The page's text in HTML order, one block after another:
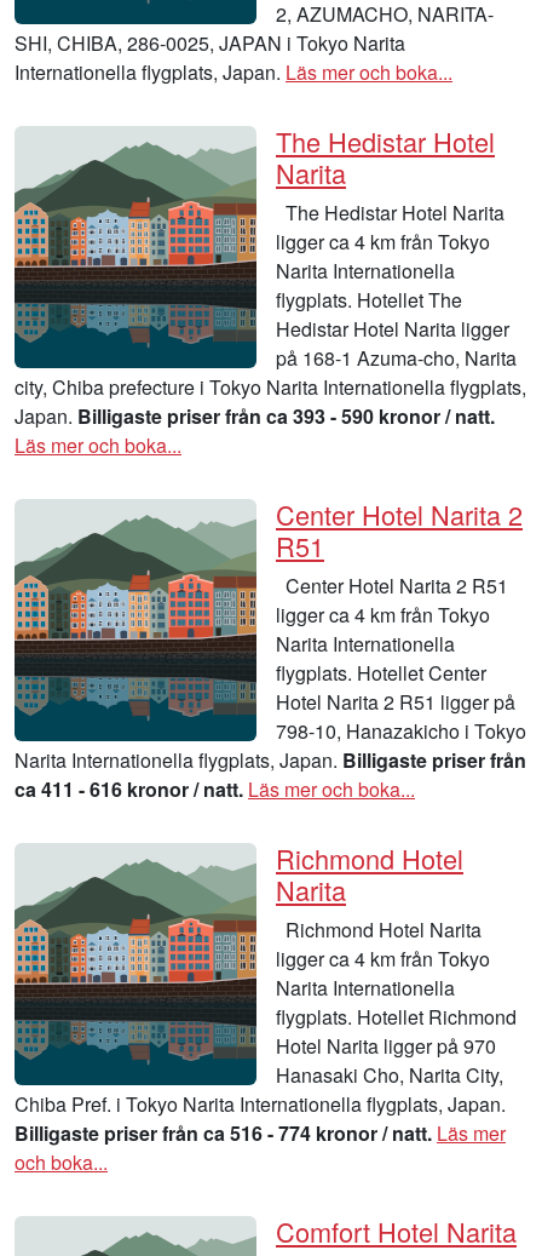
2, AZUMACHO, NARITA-
SHI, CHIBA, 286-0025, JAPAN i Tokyo Narita
Internationella flygplats, Japan. Läs mer och boka...
The Hedistar Hotel
Narita
The Hedistar Hotel Narita
ligger ca 4 km från Tokyo
Narita Internationella
flygplats. Hotellet The
Hedistar Hotel Narita ligger
på 168-1 Azuma-cho, Narita
city, Chiba prefecture i Tokyo Narita Internationella flygplats,
Japan. Billigaste priser från ca 393 - 590 kronor / natt.
Läs mer och boka...
Center Hotel Narita 2
R51
Center Hotel Narita 2 R51
ligger ca 4 km från Tokyo
Narita Internationella
flygplats. Hotellet Center
Hotel Narita 2 R51 ligger på
798-10, Hanazakicho i Tokyo
Narita Internationella flygplats, Japan. Billigaste priser från
ca 411 - 616 kronor / natt. Läs mer och boka...
Richmond Hotel
Narita
Richmond Hotel Narita
ligger ca 4 km från Tokyo
Narita Internationella
flygplats. Hotellet Richmond
Hotel Narita ligger på 970
Hanasaki Cho, Narita City,
Chiba Pref. i Tokyo Narita Internationella flygplats, Japan.
Billigaste priser från ca 516 - 774 kronor / natt. Läs mer
och boka...
Comfort Hotel Narita